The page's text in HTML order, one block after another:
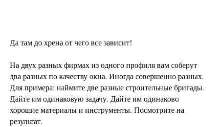
Да там до хрена от чего все зависит!
На двух разных фирмах из одного профиля вам соберут
два разных по качеству окна. Иногда совершенно разных.
Для примера: наймите две разные строительные бригады.
Дайте им одинаковую задачу. Дайте им одинаково
хорошие материалы и инструменты. Посмотрите на
результат.